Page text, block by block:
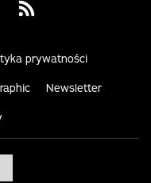
us on Youtube
Visit us on Rss
prywatności
Newsletter